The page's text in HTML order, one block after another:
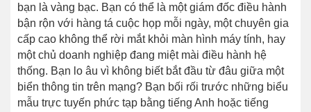
bạn là vàng bạc. Bạn có thể là một giám đốc điều hành
bận rộn với hàng tá cuộc họp mỗi ngày, một chuyên gia
cấp cao không thể rời mắt khỏi màn hình máy tính, hay
một chủ doanh nghiệp đang miệt mài điều hành hệ
thống. Bạn lo âu vì không biết bắt đầu từ đâu giữa một
biển thông tin trên mạng? Bạn bối rối trước những biểu
mẫu trực tuyến phức tạp bằng tiếng Anh hoặc tiếng